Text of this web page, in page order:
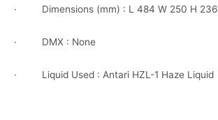
· Dimensions (mm) : L 484 W 250 H 236
· DMX : None
· Liquid Used : Antari HZL-1 Haze Liquid